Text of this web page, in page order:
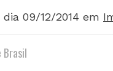
09/12/2014 em
Brasil